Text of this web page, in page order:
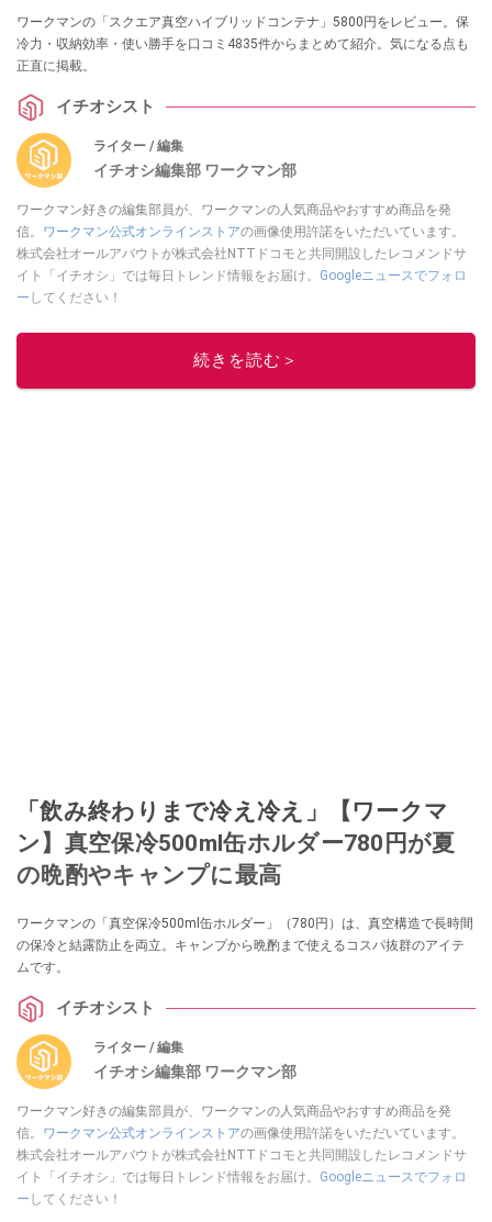
ワークマンの「スクエア真空ハイブリッドコンテナ」5800円をレビュー。保
冷力・収納効率・使い勝手を口コミ4835件からまとめて紹介。気になる点も
正直に掲載。
イチオシスト
ライター / 編集
イチオシ編集部 ワークマン部
ワークマン好きの編集部員が、ワークマンの人気商品やおすすめ商品を発
信。 ワークマン公式オンラインストアの画像使用許諾をいただいています。
株式会社オールアバウトが株式会社NTTドコモと共同開設したレコメンドサ
イト「イチオシ」では毎日トレンド情報をお届け。 Googleニュースでフォロ
ー してください！
このイチオシストの他の記事を読む
続きを読む＞
「飲み終わりまで冷え冷え」【ワークマ
ン】真空保冷500ml缶ホルダー780円が夏
の晩酌やキャンプに最高
ワークマンの「真空保冷500ml缶ホルダー」（780円）は、真空構造で長時間
の保冷と結露防止を両立。キャンプから晩酌まで使えるコスパ抜群のアイテ
ムです。
イチオシスト
ライター / 編集
イチオシ編集部 ワークマン部
ワークマン好きの編集部員が、ワークマンの人気商品やおすすめ商品を発
信。 ワークマン公式オンラインストアの画像使用許諾をいただいています。
株式会社オールアバウトが株式会社NTTドコモと共同開設したレコメンドサ
イト「イチオシ」では毎日トレンド情報をお届け。 Googleニュースでフォロ
ー してください！